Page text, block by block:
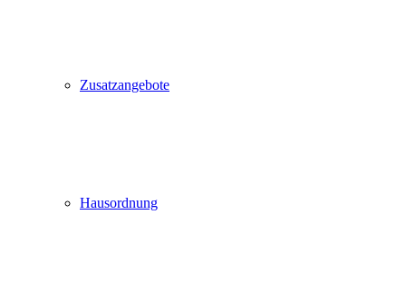
Zusatzangebote
Hausordnung